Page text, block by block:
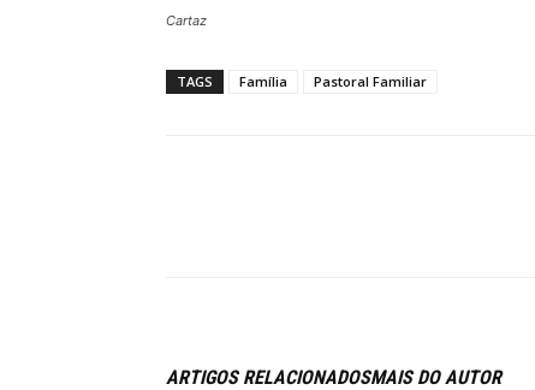
Cartaz
TAGS Família Pastoral Familiar
ARTIGOS RELACIONADOSMAIS DO AUTOR